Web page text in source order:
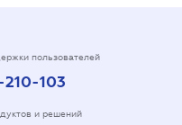
пользователей
103
и решений